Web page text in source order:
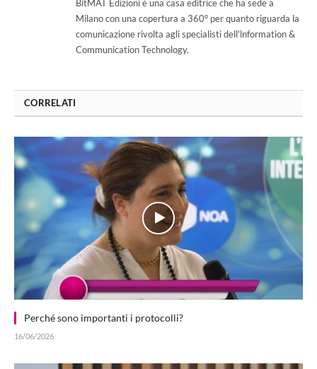
BitMAT Edizioni è una casa editrice che ha sede a
Milano con una copertura a 360° per quanto riguarda la
comunicazione rivolta agli specialisti dell'lnformation &
Communication Technology.
CORRELATI
Perché sono importanti i protocolli?
16/06/2026